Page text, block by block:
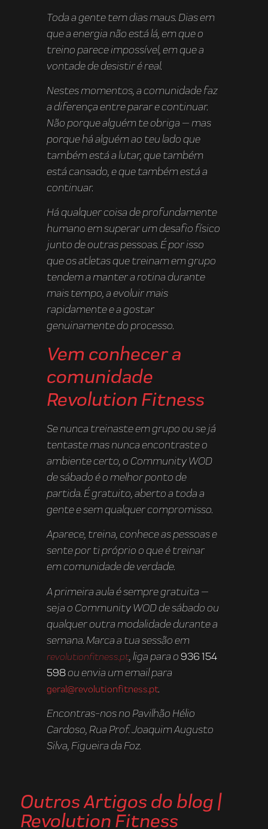
Toda a gente tem dias maus. Dias em
que a energia não está lá, em que o
treino parece impossível, em que a
vontade de desistir é real.
Nestes momentos, a comunidade faz
a diferença entre parar e continuar.
Não porque alguém te obriga — mas
porque há alguém ao teu lado que
também está a lutar, que também
está cansado, e que também está a
continuar.
Há qualquer coisa de profundamente
humano em superar um desafio físico
junto de outras pessoas. É por isso
que os atletas que treinam em grupo
tendem a manter a rotina durante
mais tempo, a evoluir mais
rapidamente e a gostar
genuinamente do processo.
Vem conhecer a
comunidade
Revolution Fitness
Se nunca treinaste em grupo ou se já
tentaste mas nunca encontraste o
ambiente certo, o Community WOD
de sábado é o melhor ponto de
partida. É gratuito, aberto a toda a
gente e sem qualquer compromisso.
Aparece, treina, conhece as pessoas e
sente por ti próprio o que é treinar
em comunidade de verdade.
A primeira aula é sempre gratuita —
seja o Community WOD de sábado ou
qualquer outra modalidade durante a
semana. Marca a tua sessão em
revolutionfitness.pt, liga para o936 154
598ou envia um email para
geral@revolutionfitness.pt.
Encontras-nos no Pavilhão Hélio
Cardoso, Rua Prof. Joaquim Augusto
Silva, Figueira da Foz.
Outros Artigos do blog |
Revolution Fitness